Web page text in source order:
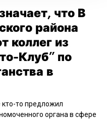
что В
района
коллег из
Клуб” по
в
кто-то предложил
органа в сфере